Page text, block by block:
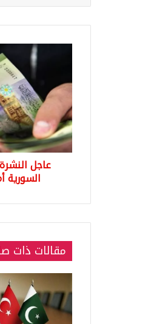
لسعر
صرف
الليرة
السورية
أمام
الدولار
عاجل
السورية
مقالات ذات